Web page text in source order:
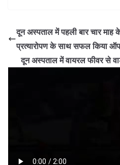
दून अस्पताल में पहली बार चार माह
प्रत्यारोपण के साथ सफल किया
दून अस्पताल में वायरल फीवर से